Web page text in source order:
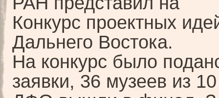
Конкурс проектных
Дальнего Востока.
На конкурс было
заявки, 36 музеев из